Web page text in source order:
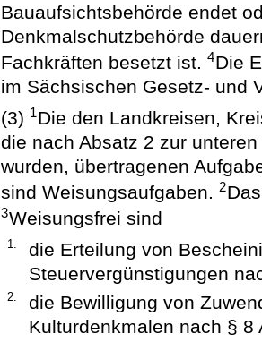
Bauaufsichtsbehörde endet
Denkmalschutzbehörde
Fachkräften besetzt ist.4Die
im Sächsischen Gesetz- und
(3) 1Die den Landkreisen,
die nach Absatz 2 zur
wurden, übertragenen
sind Weisungsaufgaben.2
3Weisungsfrei sind
1.
die Erteilung von
Steuervergünstigungen
2.
die Bewilligung von
Kulturdenkmalen nach § 8